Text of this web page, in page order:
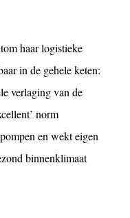
haar logistieke
in de gehele keten:
verlaging van de
norm
en wekt eigen
binnenklimaat